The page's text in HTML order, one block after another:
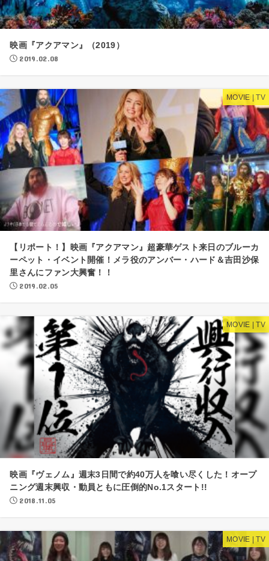
映画『アクアマン』（2019）
2019.02.08
MOVIE | TV
【リポート！】映画『アクアマン』超豪華ゲスト来日のブルーカ
ーペット・イベント開催！メラ役のアンバー・ハード＆吉田沙保
里さんにファン大興奮！！
2019.02.05
MOVIE | TV
映画『ヴェノム』週末3日間で約40万人を喰い尽くした！オープ
ニング週末興収・動員ともに圧倒的No.1スタート!!
2018.11.05
MOVIE | TV